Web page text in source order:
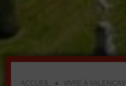
ACCUEIL ● VIVRE À VALENÇAY